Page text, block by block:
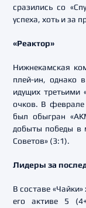
сразились со
успеха, хоть и за
«Реактор»
Нижнекамская
плей-ин, однако
идущих третьими
очков. В феврале
был обыгран
добыты победы в
Советов» (3:1).
Лидеры за
В составе
его активе 5